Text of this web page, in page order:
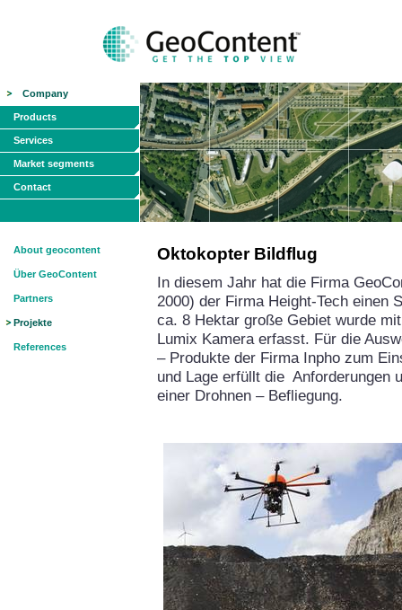
Company
Products
Services
Market segments
Contact
About geocontent
Über GeoContent
Partners
Projekte
References
Oktokopter Bildflug
In diesem Jahr hat die Firma
2000) der Firma Height-Tech einen
ca. 8 Hektar große Gebiet wurde
Lumix Kamera erfasst. Für die
– Produkte der Firma Inpho zum
und Lage erfüllt die Anforderungen
einer Drohnen – Befliegung.